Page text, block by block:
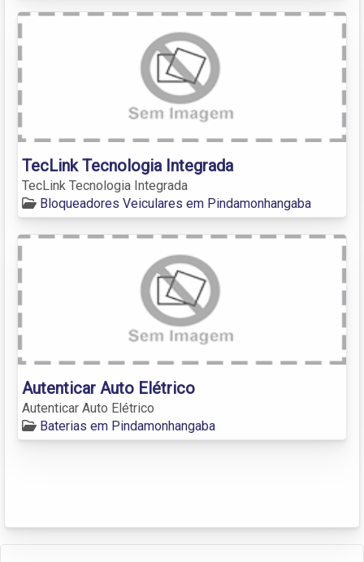
TecLink Tecnologia Integrada
TecLink Tecnologia Integrada
Bloqueadores Veiculares em Pindamonhangaba
Autenticar Auto Elétrico
Autenticar Auto Elétrico
Baterias em Pindamonhangaba